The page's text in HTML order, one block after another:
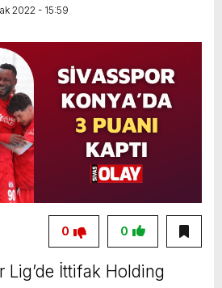
2022 - 15:59
0
0
Lig’de İttifak Holding